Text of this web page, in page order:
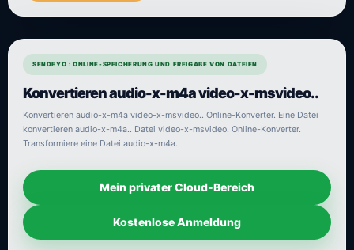
SENDEYO : ONLINE-SPEICHERUNG UND FREIGABE VON DATEIEN
Konvertieren audio-x-m4a video-x-msvideo..
Konvertieren audio-x-m4a video-x-msvideo.. Online-Konverter. Eine Datei
konvertieren audio-x-m4a.. Datei video-x-msvideo. Online-Konverter.
Transformiere eine Datei audio-x-m4a..
Mein privater Cloud-Bereich
Kostenlose Anmeldung